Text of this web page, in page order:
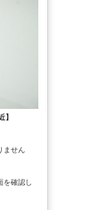
ません
を確認し